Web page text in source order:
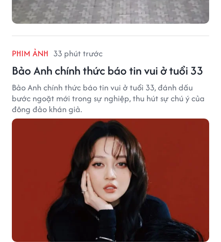
PHIM ẢNH 33 phút trước
Bảo Anh chính thức báo tin vui ở tuổi 33
Bảo Anh chính thức báo tin vui ở tuổi 33, đánh dấu
bước ngoặt mới trong sự nghiệp, thu hút sự chú ý của
đông đảo khán giả.